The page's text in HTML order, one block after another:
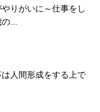
やりがいに～仕事をし
...
人間形成をする上で